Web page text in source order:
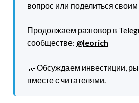
вопрос или поделиться
Продолжаем разговор в
сообществе: @leorich
🤝 Обсуждаем инвестиции,
вместе с читателями.